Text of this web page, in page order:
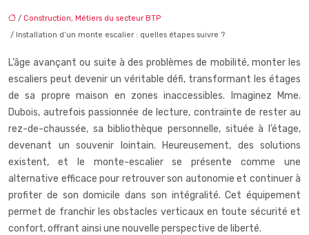
/ Construction, Métiers du secteur BTP
/ Installation d’un monte escalier : quelles étapes suivre ?
L’âge avançant ou suite à des problèmes de mobilité, monter les
escaliers peut devenir un véritable défi, transformant les étages
de sa propre maison en zones inaccessibles. Imaginez Mme.
Dubois, autrefois passionnée de lecture, contrainte de rester au
rez-de-chaussée, sa bibliothèque personnelle, située à l’étage,
devenant un souvenir lointain. Heureusement, des solutions
existent, et le monte-escalier se présente comme une
alternative efficace pour retrouver son autonomie et continuer à
profiter de son domicile dans son intégralité. Cet équipement
permet de franchir les obstacles verticaux en toute sécurité et
confort, offrant ainsi une nouvelle perspective de liberté.